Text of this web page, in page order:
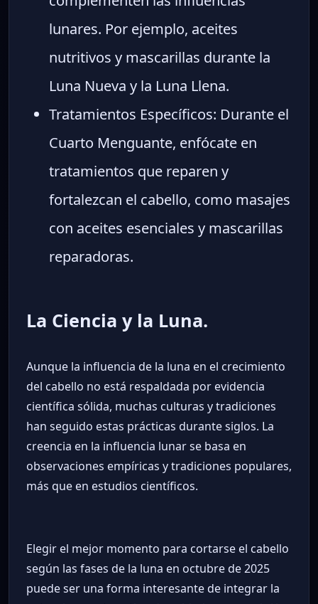
lunares. Por ejemplo, aceites
nutritivos y mascarillas durante la
Luna Nueva y la Luna Llena.
Tratamientos Específicos: Durante el
Cuarto Menguante, enfócate en
tratamientos que reparen y
fortalezcan el cabello, como masajes
con aceites esenciales y mascarillas
reparadoras.
La Ciencia y la Luna.
Aunque la influencia de la luna en el crecimiento
del cabello no está respaldada por evidencia
científica sólida, muchas culturas y tradiciones
han seguido estas prácticas durante siglos. La
creencia en la influencia lunar se basa en
observaciones empíricas y tradiciones populares,
más que en estudios científicos.
Elegir el mejor momento para cortarse el cabello
según las fases de la luna en octubre de 2025
puede ser una forma interesante de integrar la